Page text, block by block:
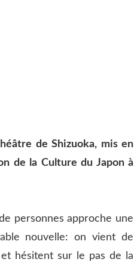
de Shizuoka, mis en
de la Culture du Japon à
personnes approche une
nouvelle: on vient de
hésitent sur le pas de la